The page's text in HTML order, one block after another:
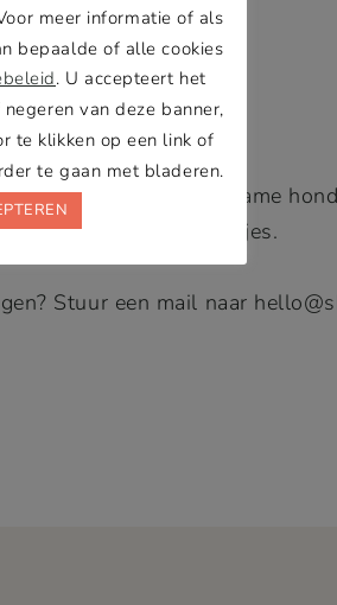
stijlvolle en duurzame
shop voor hondenbaasjes.
Stuur een mail naar
meer informatie of als
bepaalde of alle cookies
. U accepteert het
van deze banner,
te klikken op een link of
te gaan met bladeren.